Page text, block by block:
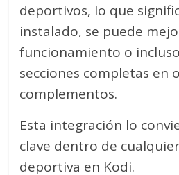
deportivos, lo que
instalado, se puede
funcionamiento o
secciones completas en
complementos.
Esta integración lo
clave dentro de
deportiva en Kodi.